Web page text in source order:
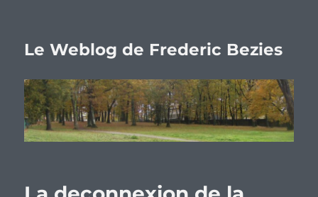
Le Weblog de Frederic Bezies